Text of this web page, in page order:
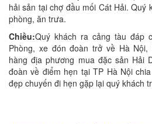
hải sản tại chợ đầu mối Cát Hải. Quý
phòng, ăn trưa.
Chiều:Quý khách ra cảng tàu đáp
Phòng, xe đón đoàn trở về Hà
hàng địa phương mua đặc sản Hải
đoàn về điểm hẹn tại TP Hà Nội
đẹp chuyến đi hẹn gặp lại quý khách